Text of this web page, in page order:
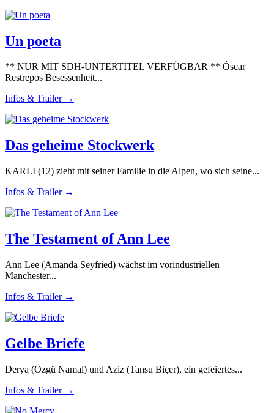
Un poeta
** NUR MIT SDH-UNTERTITEL VERFÜGBAR ** Óscar
Restrepos Besessenheit...
Infos & Trailer →
Das geheime Stockwerk
KARLI (12) zieht mit seiner Familie in die Alpen, wo sich seine...
Infos & Trailer →
The Testament of Ann Lee
Ann Lee (Amanda Seyfried) wächst im vorindustriellen
Manchester...
Infos & Trailer →
Gelbe Briefe
Derya (Özgü Namal) und Aziz (Tansu Biçer), ein gefeiertes...
Infos & Trailer →